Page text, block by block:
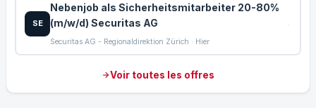
SE
Nebenjob als Sicherheitsmitarbeiter 20-80%
(m/w/d) Securitas AG
Securitas AG - Regionaldirektion Zürich · Hier
Voir toutes les offres